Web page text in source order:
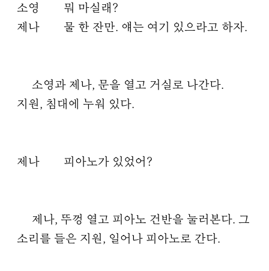
소영
뭐 마실래?
제나
물 한 잔만. 얘는 여기 있으라고 하자.
소영과 제나, 문을 열고 거실로 나간다.
지원, 침대에 누워 있다.
제나 피아노가 있었어?
제나, 뚜껑 열고 피아노 건반을 눌러본다. 그
소리를 들은 지원, 일어나 피아노로 간다.